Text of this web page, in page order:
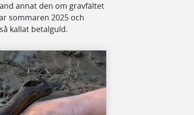
annat den om gravfältet
sommaren 2025 och
kallat betalguld.